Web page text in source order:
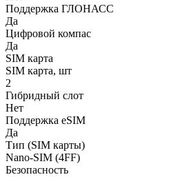
Поддержка ГЛОНАСС
Да
Цифровой компас
Да
SIM карта
SIM карта, шт
2
Гибридный слот
Нет
Поддержка eSIM
Да
Тип (SIM карты)
Nano-SIM (4FF)
Безопасность